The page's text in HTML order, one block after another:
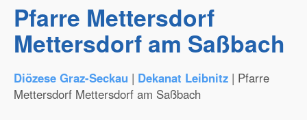
Pfarre Mettersdorf
Mettersdorf am Saßbach
Diözese Graz-Seckau | Dekanat Leibnitz | Pfarre
Mettersdorf Mettersdorf am Saßbach